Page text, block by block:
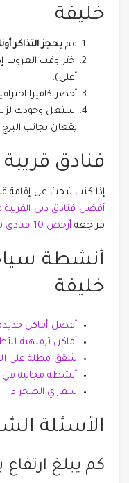
خليفة
قمبحجز التذاكر
اختر وقت الغروب
أعلى).
أحضر كاميرا
استغل وجودك
يقعان بجانب البرج.
فنادق
إذا كنت تبحث عن إقامة
أفضل فنادق دبي القريبة من
مراجعة أرخص 10 فنادق في دبي
أنشطة
خليفة
أفضل أماكن جديدة
أماكن ترفيهية
شقق مطلة على
أنشطة مجانية في
سفاري الصحراء
الأسئلة
كم يبلغ ارتفاع